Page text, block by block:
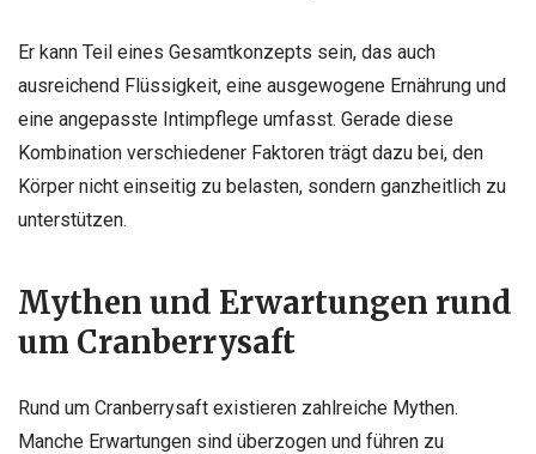
Er kann Teil eines Gesamtkonzepts sein, das auch
ausreichend Flüssigkeit, eine ausgewogene Ernährung und
eine angepasste Intimpflege umfasst. Gerade diese
Kombination verschiedener Faktoren trägt dazu bei, den
Körper nicht einseitig zu belasten, sondern ganzheitlich zu
unterstützen.
Mythen und Erwartungen rund
um Cranberrysaft
Rund um Cranberrysaft existieren zahlreiche Mythen.
Manche Erwartungen sind überzogen und führen zu